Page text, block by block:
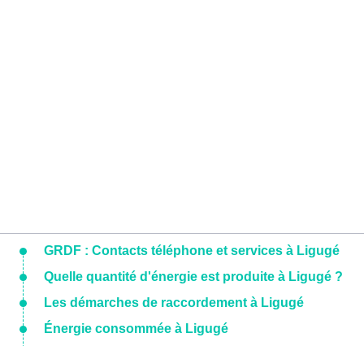
GRDF : Contacts téléphone et services à Ligugé
Quelle quantité d'énergie est produite à Ligugé ?
Les démarches de raccordement à Ligugé
Énergie consommée à Ligugé